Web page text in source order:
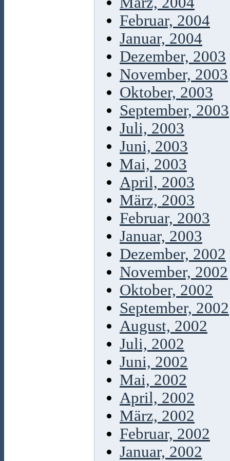
Februar, 2004
Januar, 2004
Dezember, 2003
November, 2003
Oktober, 2003
September, 2003
Juli, 2003
Juni, 2003
Mai, 2003
April, 2003
März, 2003
Februar, 2003
Januar, 2003
Dezember, 2002
November, 2002
Oktober, 2002
September, 2002
August, 2002
Juli, 2002
Juni, 2002
Mai, 2002
April, 2002
März, 2002
Februar, 2002
Januar, 2002